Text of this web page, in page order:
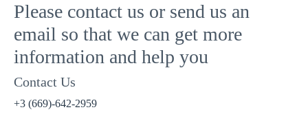
Please contact us or send us an
email so that we can get more
information and help you
Contact Us
+3 (669)-642-2959